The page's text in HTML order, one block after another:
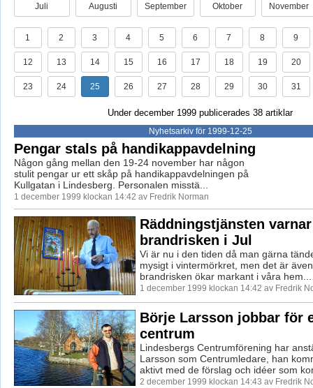
Juli Augusti September Oktober November
1 2 3 4 5 6 7 8 9
12 13 14 15 16 17 18 19 20
23 24 25 26 27 28 29 30 31
Under december 1999 publicerades 38 artiklar
Nyhetsarkiv för 1999-12-25
Pengar stals på handikappavdelning
Någon gång mellan den 19-24 november har någon
stulit pengar ur ett skåp på handikappavdelningen på
Kullgatan i Lindesberg. Personalen misstä...
1 december 1999 klockan 14:42 av Fredrik Norman
Räddningstjänsten
brandrisken i Jul
Vi är nu i den tiden då man gärna
mysigt i vintermörkret, men det är
brandrisken ökar markant i våra hem...
1 december 1999 klockan 14:42 av Fredrik
Börje Larsson jobbar för
centrum
Lindesbergs Centrumförening har
Larsson som Centrumledare, han
aktivt med de förslag och idéer som
2 december 1999 klockan 14:43 av Fredrik